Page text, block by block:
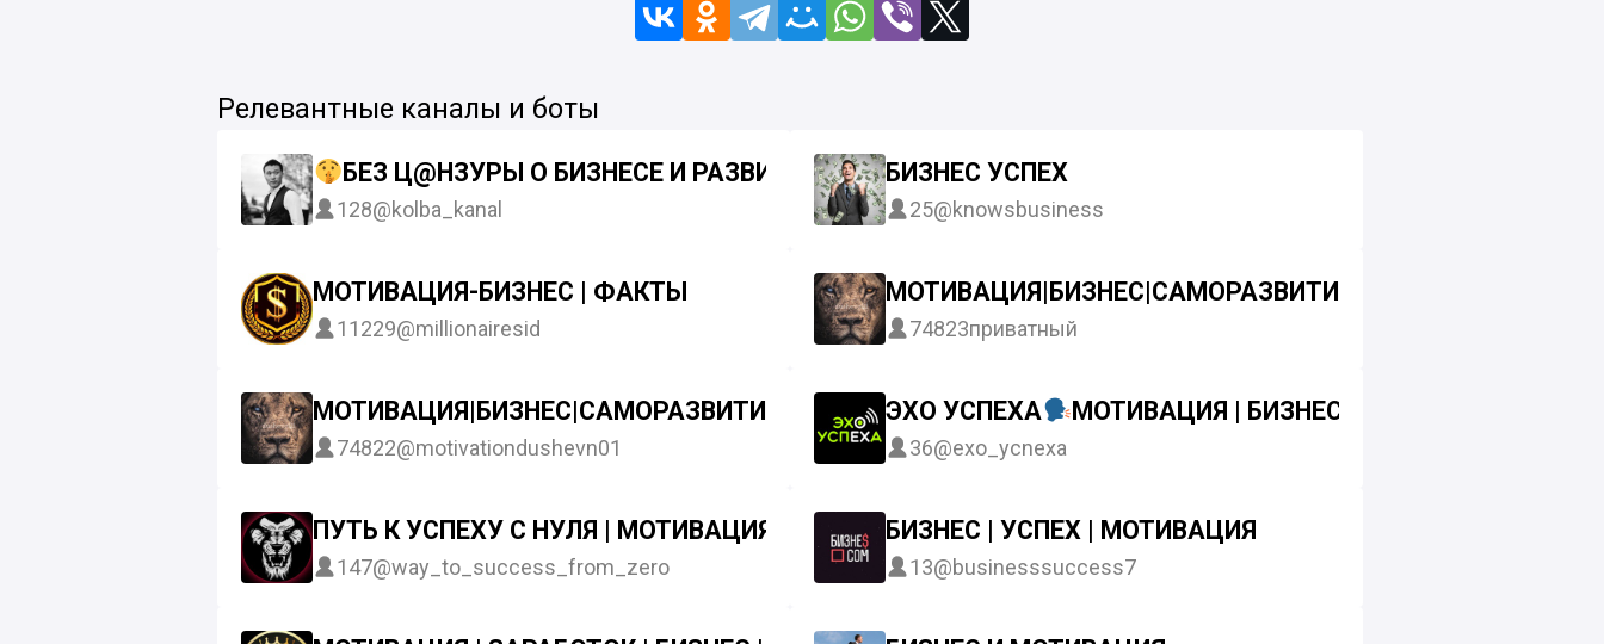
Релевантные каналы и боты
БЕЗ Ц@НЗУРЫ О БИЗНЕСЕ И РАЗВИТИИ
128@kolba_kanal
БИЗНЕС УСПЕХ
25@knowsbusiness
МОТИВАЦИЯ-БИЗНЕС | ФАКТЫ
11229@millionairesid
МОТИВАЦИЯ|БИЗНЕС|САМОРАЗВИТИЕ|DUSHEVN01
74823приватный
МОТИВАЦИЯ|БИЗНЕС|САМОРАЗВИТИЕ|DUSHEVN01
74822@motivationdushevn01
ЭХО УСПЕХА МОТИВАЦИЯ | БИЗНЕС | МЫСЛИ
36@exo_ycnexa
ПУТЬ К УСПЕХУ С НУЛЯ | МОТИВАЦИЯ | БИЗНЕС | РАЗВИТИЕ
147@way_to_success_from_zero
БИЗНЕС | УСПЕХ | МОТИВАЦИЯ
13@businesssuccess7